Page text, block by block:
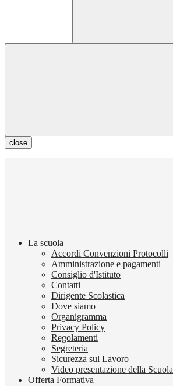
close
La scuola
Accordi Convenzioni Protocolli
Amministrazione e pagamenti
Consiglio d'Istituto
Contatti
Dirigente Scolastica
Dove siamo
Organigramma
Privacy Policy
Regolamenti
Segreteria
Sicurezza sul Lavoro
Video presentazione della Scuola
Offerta Formativa